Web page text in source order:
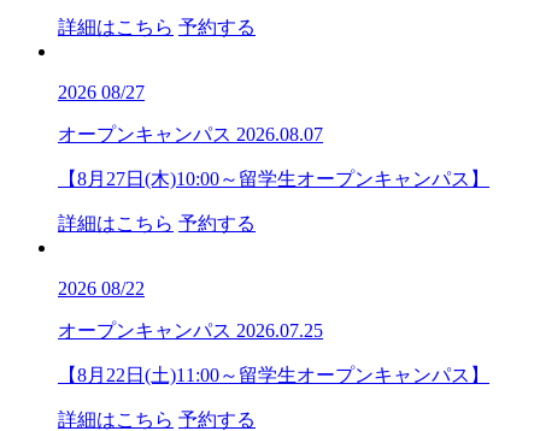
詳細はこちら 予約する
2026 08/27
オープンキャンパス 2026.08.07
【8月27日(木)10:00～留学生オープンキャンパス】
詳細はこちら 予約する
2026 08/22
オープンキャンパス 2026.07.25
【8月22日(土)11:00～留学生オープンキャンパス】
詳細はこちら 予約する